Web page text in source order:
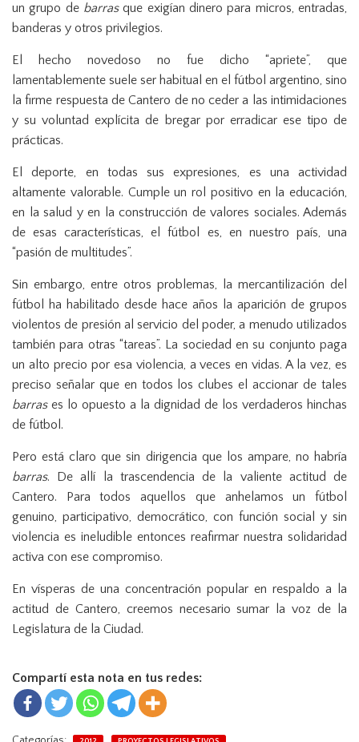
un grupo de barrasque exigían dinero para micros, entradas,
banderas y otros privilegios.
El hecho novedoso no fue dicho “apriete”, que
lamentablemente suele ser habitual en el fútbol argentino, sino
la firme respuesta de Cantero de no ceder a las intimidaciones
y su voluntad explícita de bregar por erradicar ese tipo de
prácticas.
El deporte, en todas sus expresiones, es una actividad
altamente valorable. Cumple un rol positivo en la educación,
en la salud y en la construcción de valores sociales. Además
de esas características, el fútbol es, en nuestro país, una
“pasión de multitudes”.
Sin embargo, entre otros problemas, la mercantilización del
fútbol ha habilitado desde hace años la aparición de grupos
violentos de presión al servicio del poder, a menudo utilizados
también para otras “tareas”. La sociedad en su conjunto paga
un alto precio por esa violencia, a veces en vidas. A la vez, es
preciso señalar que en todos los clubes el accionar de tales
barrases lo opuesto a la dignidad de los verdaderos hinchas
de fútbol.
Pero está claro que sin dirigencia que los ampare, no habría
barras. De allí la trascendencia de la valiente actitud de
Cantero. Para todos aquellos que anhelamos un fútbol
genuino, participativo, democrático, con función social y sin
violencia es ineludible entonces reafirmar nuestra solidaridad
activa con ese compromiso.
En vísperas de una concentración popular en respaldo a la
actitud de Cantero, creemos necesario sumar la voz de la
Legislatura de la Ciudad.
Compartí esta nota en tus redes: